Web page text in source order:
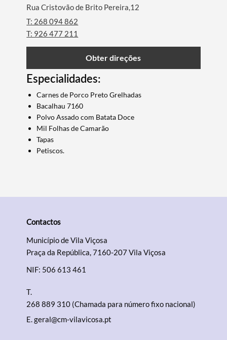
Termo de Pesquisa
Categorias gerais
Filtros
Rua Cristovão de Brito Pereira,12
T: 268 094 862
T: 926 477 211
Obter direções
Especialidades:
Carnes de Porco Preto Grelhadas
Bacalhau 7160
Polvo Assado com Batata Doce
Mil ​Folhas de Camarão
Tapas
Petiscos.
Contactos
Município de Vila Viçosa
Praça da República, 7160-207 Vila Viçosa
NIF: 506 613 461
T.
268 889 310 (Chamada para número fixo nacional)
E.geral@cm-vilavicosa.pt